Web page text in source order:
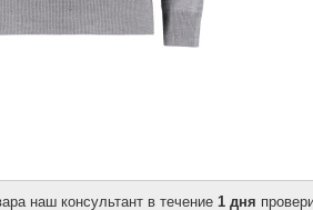
наш консультант в течение 1 дня